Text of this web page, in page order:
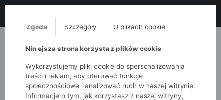
MONNARI QUIOSQUE
Zgoda Szczegóły O plikach cookie
Niniejsza strona korzysta z plików cookie
Wykorzystujemy pliki cookie do spersonalizowania
treści i reklam, aby oferować funkcje
społecznościowe i analizować ruch w naszej witrynie.
Informacje o tym, jak korzystasz z naszej witryny,